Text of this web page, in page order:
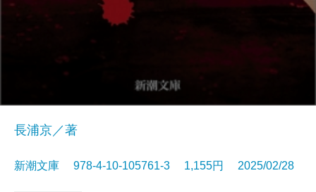
長浦京／著
新潮文庫 978-4-10-105761-3 1,155円 2025/02/28